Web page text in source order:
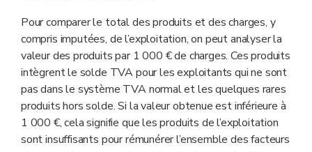
Pour comparer le total des produits et des charges, y
compris imputées, de l’exploitation, on peut analyser la
valeur des produits par 1 000 € de charges. Ces produits
intègrent le solde TVA pour les exploitants qui ne sont
pas dans le système TVA normal et les quelques rares
produits hors solde. Si la valeur obtenue est inférieure à
1 000 €, cela signifie que les produits de l’exploitation
sont insuffisants pour rémunérer l’ensemble des facteurs